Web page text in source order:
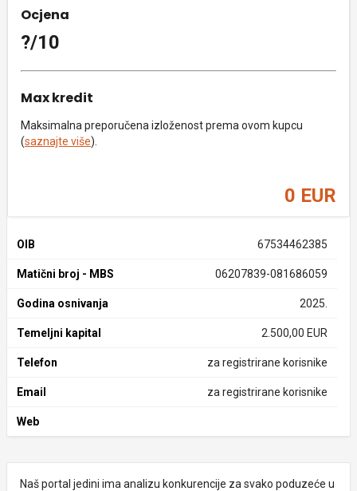
Ocjena
?/10
Max kredit
Maksimalna preporučena izloženost prema ovom kupcu
(saznajte više).
0 EUR
OIB 67534462385
Matični broj - MBS 06207839-081686059
Godina osnivanja 2025.
Temeljni kapital 2.500,00 EUR
Telefon za registrirane korisnike
Email za registrirane korisnike
Web
Naš portal jedini ima analizu konkurencije za svako poduzeće u